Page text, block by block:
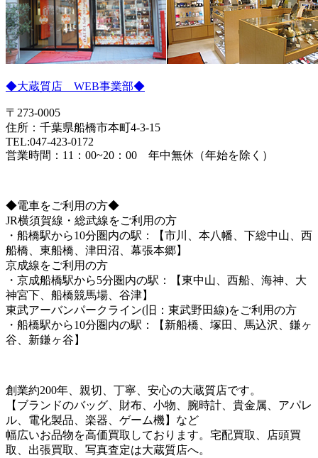
◆大蔵質店 WEB事業部◆
〒273-0005
住所：千葉県船橋市本町4-3-15
TEL:047-423-0172
営業時間：11：00~20：00 年中無休（年始を除く）
◆電車をご利用の方◆
JR横須賀線・総武線をご利用の方
・船橋駅から10分圏内の駅：【市川、本八幡、下総中山、西
船橋、東船橋、津田沼、幕張本郷】
京成線をご利用の方
・京成船橋駅から5分圏内の駅：【東中山、西船、海神、大
神宮下、船橋競馬場、谷津】
東武アーバンパークライン(旧：東武野田線)をご利用の方
・船橋駅から10分圏内の駅：【新船橋、塚田、馬込沢、鎌ヶ
谷、新鎌ヶ谷】
創業約200年、親切、丁寧、安心の大蔵質店です。
【ブランドのバッグ、財布、小物、腕時計、貴金属、アパレ
ル、電化製品、楽器、ゲーム機】など
幅広いお品物を高価買取しております。宅配買取、店頭買
取、出張買取、写真査定は大蔵質店へ。